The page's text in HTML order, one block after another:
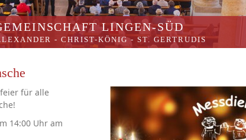
LINGEN-SÜD
-CHRIST-KÖNIG-ST. GERTRUDIS
für alle
14:00 Uhr am